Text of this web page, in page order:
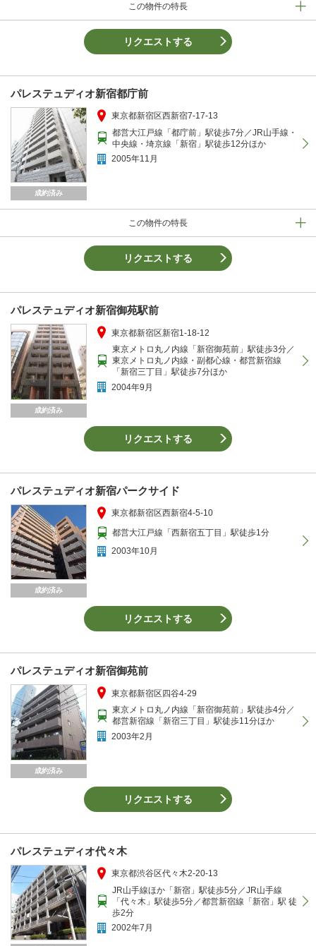
この物件の特長
リクエストする
パレステュディオ新宿都庁前
成約済み
この物件の特長
東京都新宿区西新宿7-17-13
都営大江戸線「都庁前」駅徒歩7分／JR山手線・
中央線・埼京線「新宿」駅徒歩12分ほか
2005年11月
リクエストする
パレステュディオ新宿御苑駅前
成約済み
東京都新宿区新宿1-18-12
東京メトロ丸ノ内線「新宿御苑前」駅徒歩3分／
東京メトロ丸ノ内線・副都心線・都営新宿線
「新宿三丁目」駅徒歩7分ほか
2004年9月
リクエストする
パレステュディオ新宿パークサイド
成約済み
東京都新宿区西新宿4-5-10
都営大江戸線「西新宿五丁目」駅徒歩1分
2003年10月
リクエストする
パレステュディオ新宿御苑前
成約済み
東京都新宿区四谷4-29
東京メトロ丸ノ内線「新宿御苑前」駅徒歩4分／
都営新宿線「新宿三丁目」駅徒歩11分ほか
2003年2月
リクエストする
パレステュディオ代々木
東京都渋谷区代々木2-20-13
JR山手線ほか「新宿」駅徒歩5分／JR山手線
「代々木」駅徒歩5分／都営新宿線「新宿」駅 徒
歩2分
2002年7月